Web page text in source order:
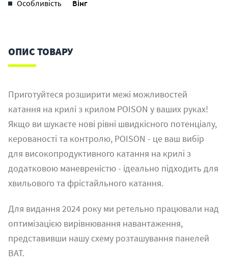
Особливість
Вінг
ОПИС ТОВАРУ
Приготуйтеся розширити межі можливостей
катання на крилі з крилом POISON у ваших руках!
Якщо ви шукаєте нові рівні швидкісного потенціалу,
керованості та контролю, POISON - це ваш вибір
для високопродуктивного катання на крилі з
додатковою маневреністю - ідеально підходить для
хвильового та фрістайльного катання.
Для видання 2024 року ми ретельно працювали над
оптимізацією вирівнювання навантаження,
представивши нашу схему розташування панелей
BAT.